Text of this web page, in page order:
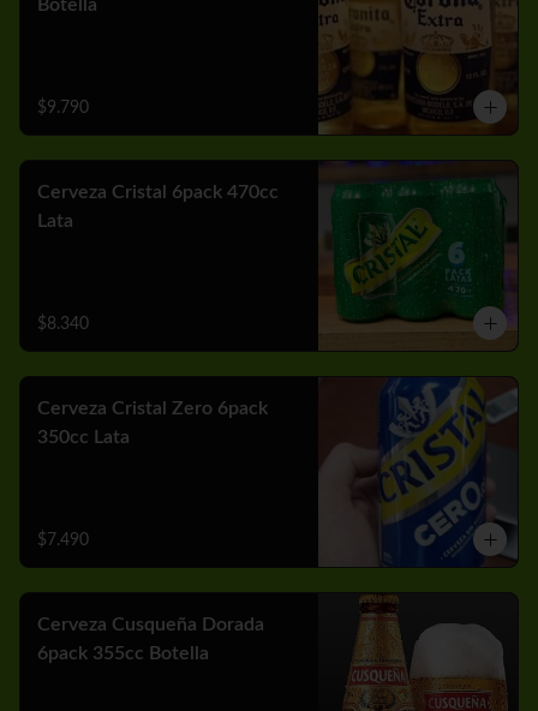
Botella
$9.790
Cerveza Cristal 6pack 470cc
Lata
$8.340
Cerveza Cristal Zero 6pack
350cc Lata
$7.490
Cerveza Cusqueña Dorada
6pack 355cc Botella